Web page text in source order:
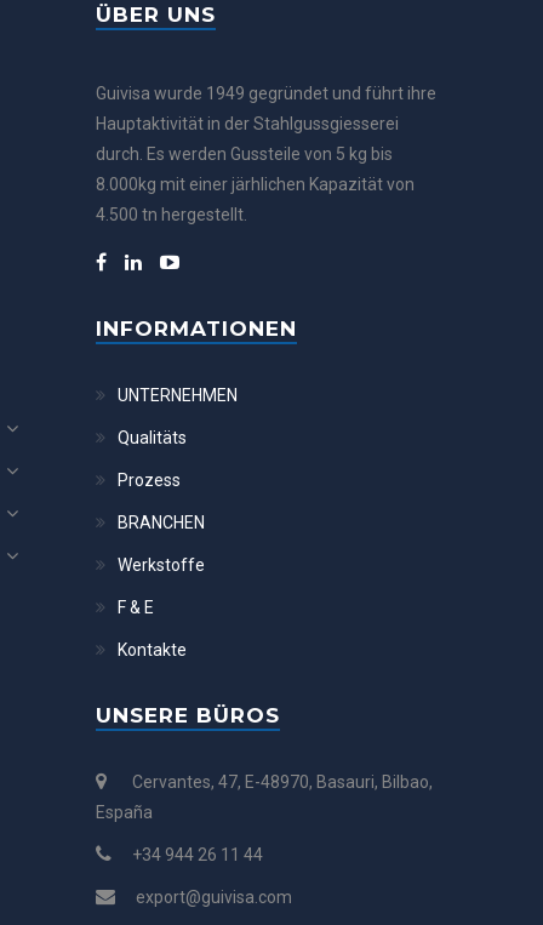
ÜBER UNS
Guivisa wurde 1949 gegründet und führt ihre
Hauptaktivität in der Stahlgussgiesserei
durch. Es werden Gussteile von 5 kg bis
8.000kg mit einer järhlichen Kapazität von
4.500 tn hergestellt.
INFORMATIONEN
UNTERNEHMEN
Qualitäts
Prozess
BRANCHEN
Werkstoffe
F & E
Kontakte
UNSERE BÜROS
Cervantes, 47, E-48970, Basauri, Bilbao,
España
+34 944 26 11 44
export@guivisa.com